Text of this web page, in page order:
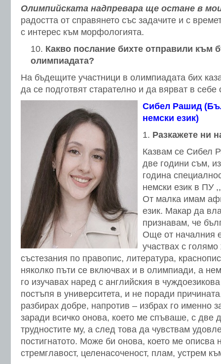
Олимпийската надпревара ще остане в
радостта от справянето със задачите и с
с интерес към морфологията.
Какво послание бихте отправили към
олимпиадата?
На бъдещите участници в олимпиадата бих
да се подготвят старателно и да вярват в себе
Сибел Рашид
немски език)
Разкажете ни
Казвам се Сибел
две години съм,
година
немски език в ПУ
От малка имам
език. Макар да
признавам, че
Още от началния
участвах с
състезания по правопис, литература,
няколко пъти се включвах и в олимпиади, а
го изучавах наред с английския в
постъпя в университета, и не поради
разбирах добре, напротив – избрах го именно
заради всичко онова, което ме спъваше, с две
трудностите му, а след това да чувствам
постигнатото. Може би онова, което ме описва
стремглавост, целенасоченост, плам, устрем